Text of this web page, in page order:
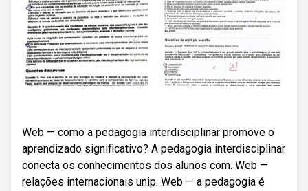
Web — como a pedagogia interdisciplinar promove o
aprendizado significativo? A pedagogia interdisciplinar
conecta os conhecimentos dos alunos com. Web —
relações internacionais unip. Web — a pedagogia é